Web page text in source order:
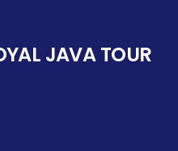
JAVA TOUR